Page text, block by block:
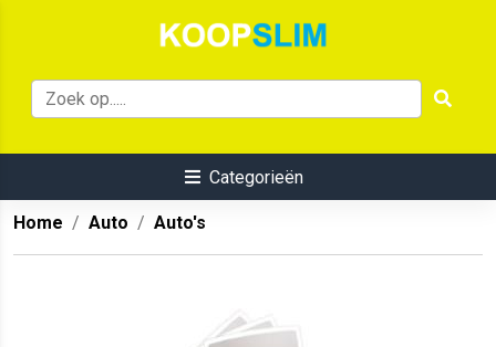
Categorieën
Home Auto Auto's